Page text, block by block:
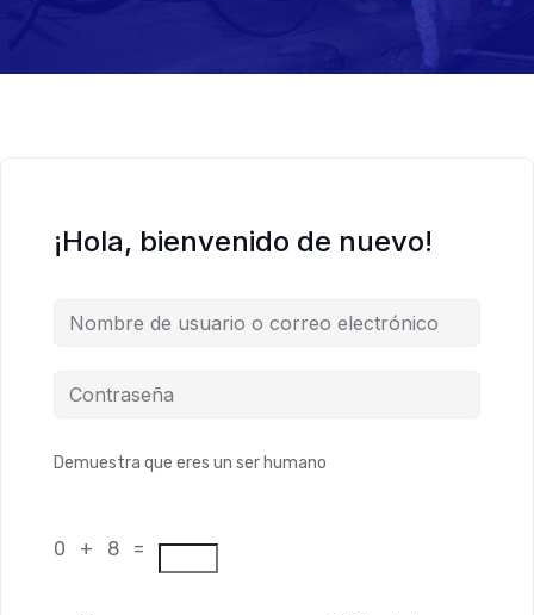
¡Hola, bienvenido de nuevo!
Demuestra que eres un ser humano
0 + 8 =